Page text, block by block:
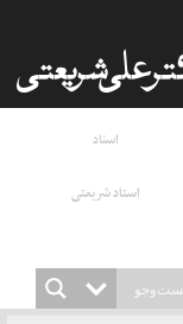
اسناد
استاد شریعتی